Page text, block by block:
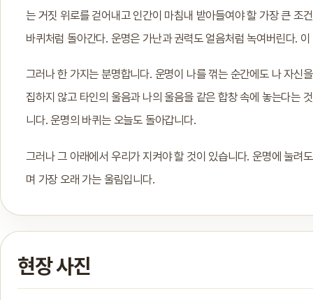
는 거짓 위로를 걷어내고 인간이 마침내 받아들여야 할 가장 큰 조
바퀴처럼 돌아간다. 운명은 가난과 권력도 얼음처럼 녹여버린다.
그러나 한 가지는 분명합니다. 운명이 나를 꺾는 순간에도 나 자신
집하지 않고 타인의 울음과 나의 울음을 같은 합창 속에 놓는다는
니다. 운명의 바퀴는 오늘도 돌아갑니다.
그러나 그 아래에서 우리가 지켜야 할 것이 있습니다. 운명에 눌려
며 가장 오래 가는 울림입니다.
현장 사진